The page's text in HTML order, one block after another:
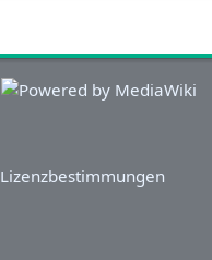
Lizenzbestimmungen